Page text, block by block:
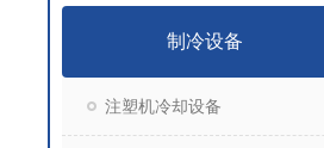
制冷设备
注塑机冷却设备